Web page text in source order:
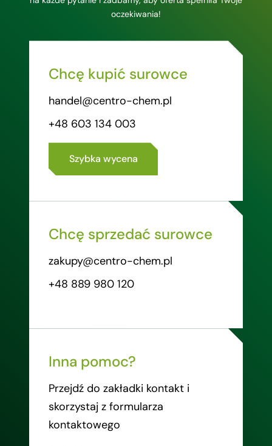
oczekiwania!
Chcę kupić surowce
handel@centro-chem.pl
+48 603 134 003
Szybka wycena
Chcę sprzedać surowce
zakupy@centro-chem.pl
+48 889 980 120
Inna pomoc?
Przejdź do zakładki kontakt i
skorzystaj z formularza
kontaktowego